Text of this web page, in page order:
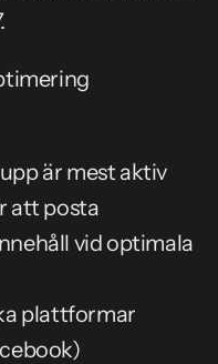
är mest aktiv
att posta
vid optimala
plattformar